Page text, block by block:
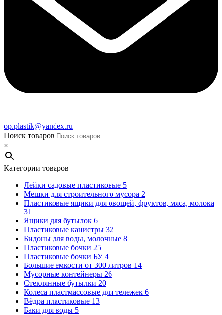
op.plastik@yandex.ru
Поиск товаров
×
Категории товаров
Лейки садовые пластиковые 5
Мешки для строительного мусора 2
Пластиковые ящики для овощей, фруктов, мяса, молока
31
Ящики для бутылок 6
Пластиковые канистры 32
Бидоны для воды, молочные 8
Пластиковые бочки 25
Пластиковые бочки БУ4
Большие ёмкости от 300 литров 14
Мусорные контейнеры 26
Стеклянные бутылки 20
Колеса пластмассовые для тележек 6
Вёдра пластиковые 13
Баки для воды 5